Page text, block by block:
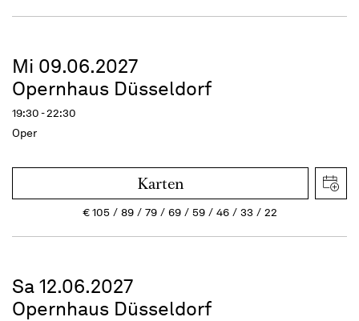
Mi 09.06.2027
Opernhaus Düsseldorf
19:30 - 22:30
Oper
Karten
€105 89 79 69 59 46 33 22
Sa 12.06.2027
Opernhaus Düsseldorf